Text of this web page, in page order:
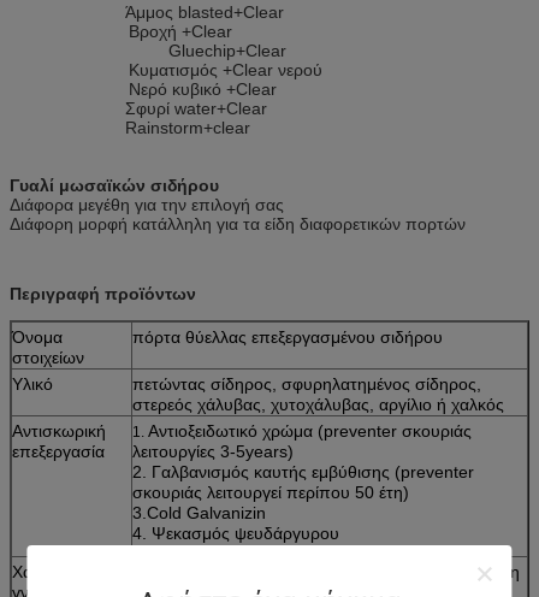
Άμμος blasted+Clear
Βροχή +Clear
Gluechip+Clear
Κυματισμός +Clear νερού
Νερό κυβικό +Clear
Σφυρί water+Clear
Rainstorm+clear
Γυαλί μωσαϊκών σιδήρου
Διάφορα μεγέθη για την επιλογή σας
Διάφορη μορφή κατάλληλη για τα είδη διαφορετικών πορτών
Περιγραφή προϊόντων
Όνομα
στοιχείων
πόρτα θύελλας επεξεργασμένου σιδήρου
Υλικό
πετώντας σίδηρος, σφυρηλατημένος σίδηρος,
στερεός χάλυβας, χυτοχάλυβας, αργίλιο ή χαλκός
Αντισκωρική
επεξεργασία
1. Αντιοξειδωτικό χρώμα (preventer σκουριάς
λειτουργίες 3-5years)
2. Γαλβανισμός καυτής εμβύθισης (preventer
σκουριάς λειτουργεί περίπου 50 έτη)
3.Cold Galvanizin
4. Ψεκασμός ψευδάργυρου
Χαρακτηριστικά
γνωρίσματα
Κατάλληλος για τυποποιημένη την υψηλή ένταση
παραγωγή